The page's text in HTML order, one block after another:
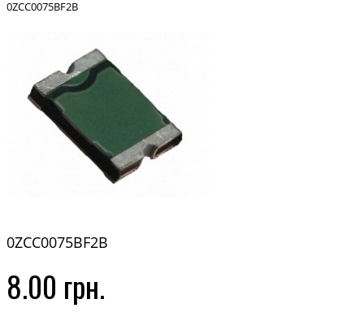
0ZCC0075BF2B
0ZCC0075BF2B
8.00 грн.